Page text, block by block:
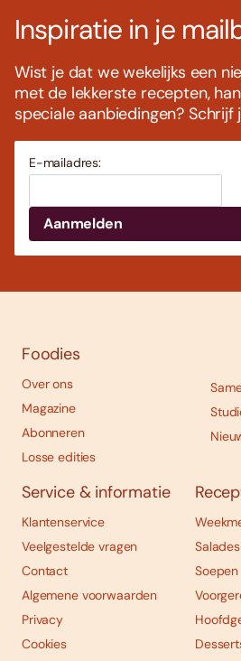
Inspiratie in je
Wist je dat we wekelijks een
met de lekkerste recepten,
speciale aanbiedingen? Schrijf
E-mailadres:
Foodies
Over ons
Magazine
Abonneren
Losse edities
Service & informatie
Klantenservice
Veelgestelde vragen
Contact
Algemene voorwaarden
Privacy
Cookies
Salades
Soepen